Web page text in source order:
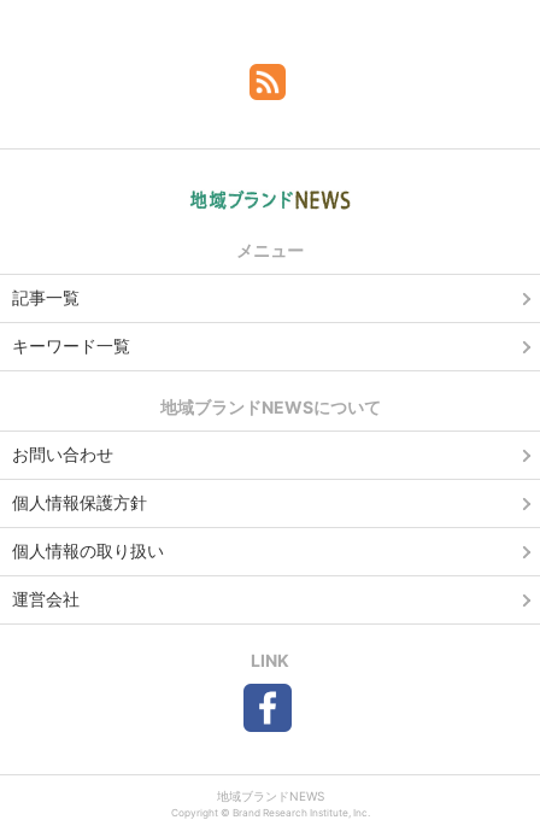
メニュー
記事一覧
キーワード一覧
地域ブランドNEWSについて
お問い合わせ
個人情報保護方針
個人情報の取り扱い
運営会社
LINK
地域ブランドNEWS
Copyright © Brand Research Institute, Inc.